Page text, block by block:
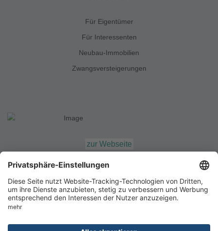
Für Eigentümer
Für Interessenten
Neubau-Immobilien
Zwangsversteigerungen
zur Webseite